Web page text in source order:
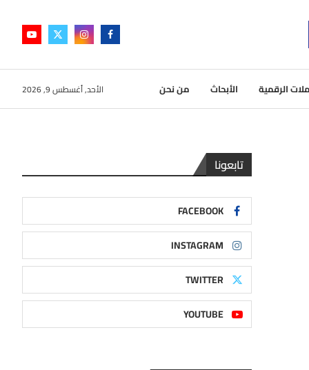
الرقمية الأبحاث من نحن الأحد, أغسطس 9, 2026
تابعونا
FACEBOOK
INSTAGRAM
TWITTER
YOUTUBE